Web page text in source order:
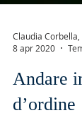
Claudia Corbella,
8 apr 2020
Andare